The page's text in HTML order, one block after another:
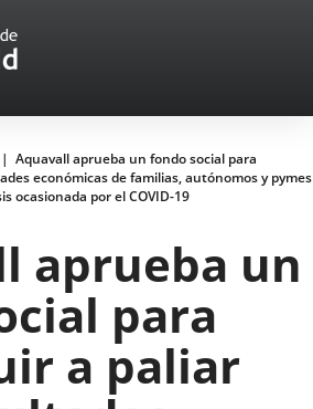
Aquavall aprueba un fondo social para
económicas de familias, autónomos y pymes
ocasionada por el COVID-19
aprueba un
para
a paliar